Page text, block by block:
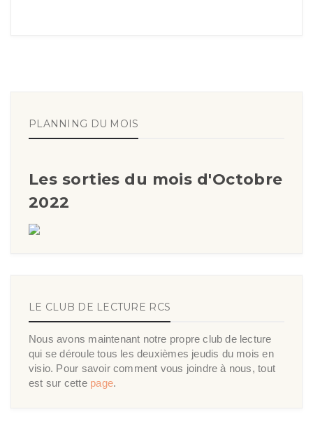
PLANNING DU MOIS
Les sorties du mois d'Octobre
2022
LE CLUB DE LECTURE RCS
Nous avons maintenant notre propre club de lecture
qui se déroule tous les deuxièmes jeudis du mois en
visio. Pour savoir comment vous joindre à nous, tout
est sur cette page.